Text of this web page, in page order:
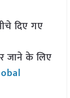
दिए गए
जाने के लिए